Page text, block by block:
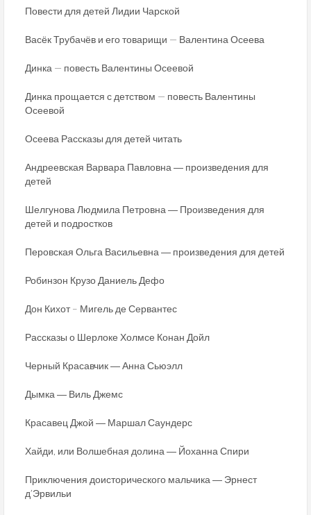
Повести для детей Лидии Чарской
Васёк Трубачёв и его товарищи — Валентина Осеева
Динка — повесть Валентины Осеевой
Динка прощается с детством — повесть Валентины
Осеевой
Осеева Рассказы для детей читать
Андреевская Варвара Павловна ― произведения для
детей
Шелгунова Людмила Петровна ― Произведения для
детей и подростков
Перовская Ольга Васильевна ― произведения для детей
Робинзон Крузо Даниель Дефо
Дон Кихот – Мигель де Сервантес
Рассказы о Шерлоке Холмсе Конан Дойл
Черный Красавчик ― Анна Сьюэлл
Дымка ― Виль Джемс
Красавец Джой ― Маршал Саундерс
Хайди, или Волшебная долина ― Йоханна Спири
Приключения доисторического мальчика ― Эрнест
д’Эрвильи